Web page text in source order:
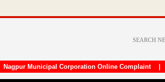
Nagpur Municipal Corporation Online Complaint|